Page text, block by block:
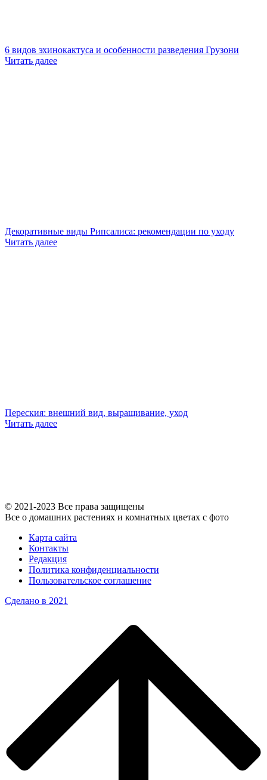
6 видов эхинокактуса и особенности разведения Грузони
Читать далее
Декоративные виды Рипсалиса: рекомендации по уходу
Читать далее
Переския: внешний вид, выращивание, уход
Читать далее
© 2021-2023 Все права защищены
Все о домашних растениях и комнатных цветах с фото
Карта сайта
Контакты
Редакция
Политика конфиденциальности
Пользовательское соглашение
Сделано в 2021